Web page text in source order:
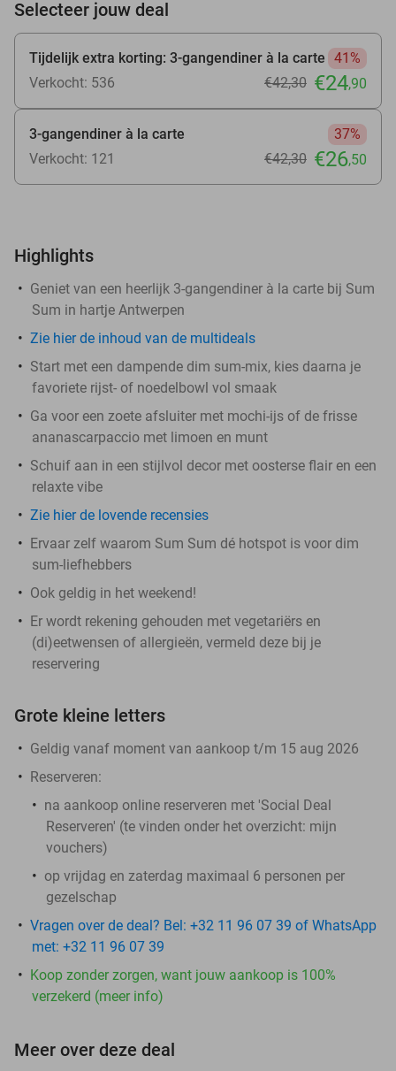
Selecteer jouw deal
Tijdelijk extra korting: 3-gangendiner à la carte 41%
Verkocht: 536
€42,30 €24,90
3-gangendiner à la carte
37%
Verkocht: 121
€42,30 €26,50
Highlights
Geniet van een heerlijk 3-gangendiner à la carte bij Sum
Sum in hartje Antwerpen
Zie hier de inhoud van de multideals
Start met een dampende dim sum-mix, kies daarna je
favoriete rijst- of noedelbowl vol smaak
Ga voor een zoete afsluiter met mochi-ijs of de frisse
ananascarpaccio met limoen en munt
Schuif aan in een stijlvol decor met oosterse flair en een
relaxte vibe
Zie hier de lovende recensies
Ervaar zelf waarom Sum Sum dé hotspot is voor dim
sum-liefhebbers
Ook geldig in het weekend!
Er wordt rekening gehouden met vegetariërs en
(di)eetwensen of allergieën, vermeld deze bij je
reservering
Grote kleine letters
Geldig vanaf moment van aankoop t/m 15 aug 2026
Reserveren:
na aankoop online reserveren met 'Social Deal
Reserveren' (te vinden onder het overzicht: mijn
vouchers)
op vrijdag en zaterdag maximaal 6 personen per
gezelschap
Vragen over de deal? Bel: +32 11 96 07 39 of WhatsApp
met: +32 11 96 07 39
Koop zonder zorgen, want jouw aankoop is 100%
verzekerd (meer info)
Meer over deze deal